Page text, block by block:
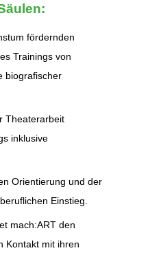
fördernden
Trainings von
biografischer
Theaterarbeit
inklusive
Orientierung und der
Einstieg.
mach:ART den
Kontakt mit ihren